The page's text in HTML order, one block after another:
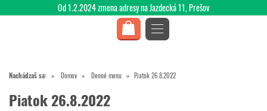
Nachádzaš sa: Domov Denné menu Piatok 26.8.2022
Piatok 26.8.2022
Od 1.2.2024 zmena adresy na Jazdecká 11, Prešov